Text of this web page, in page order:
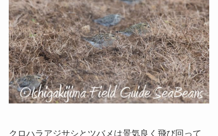
クロハラアジサシとツバメは景気良く飛び回って